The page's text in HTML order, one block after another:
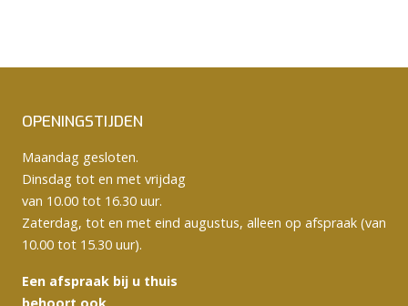
OPENINGSTIJDEN
Maandag gesloten.
Dinsdag tot en met vrijdag
van 10.00 tot 16.30 uur.
Zaterdag, tot en met eind augustus, alleen op afspraak (van
10.00 tot 15.30 uur).
Een afspraak bij u thuis